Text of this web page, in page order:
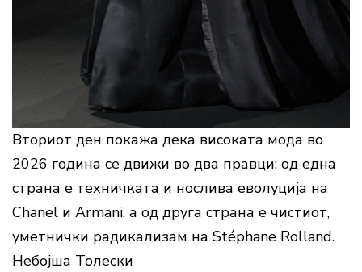
Вториот ден покажа дека високата мода во
2026 година се движи во два правци: од една
страна е техничката и нослива еволуција на
Chanel и Armani, а од друга страна е чистиот,
уметнички радикализам на Stéphane Rolland.
Небојша Толески